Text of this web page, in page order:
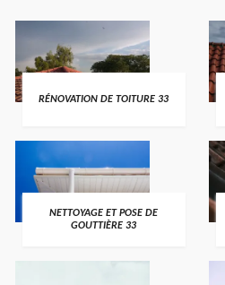
RÉNOVATION DE TOITURE 33
NETTOYAGE ET POSE DE
GOUTTIÈRE 33